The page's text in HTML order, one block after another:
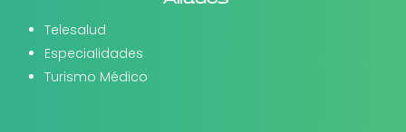
Telesalud
Especialidades
Turismo Médico